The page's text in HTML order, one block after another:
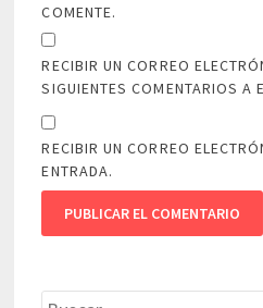
COMENTE.
RECIBIR UN CORREO
SIGUIENTES COMENTARIOS A
RECIBIR UN CORREO
ENTRADA.